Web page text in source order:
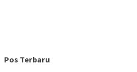
Pos Terbaru